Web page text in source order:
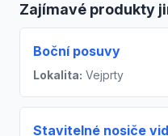
Zajímavé produkty
Boční posuvy
Lokalita: Vejprty
Stavitelné nosiče